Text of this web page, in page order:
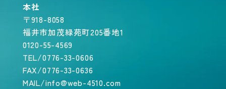
本社
〒918-8058
福井市加茂緑苑町205番地1
0120-55-4569
TEL/0776-33-0606
FAX/0776-33-0636
MAIL/info@web-4510.com